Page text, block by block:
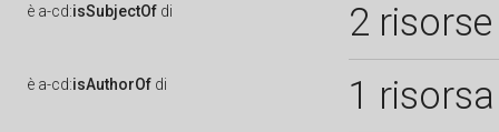
è a-cd:isSubjectOf di 2 risorse
è a-cd:isAuthorOf di 1 risorsa